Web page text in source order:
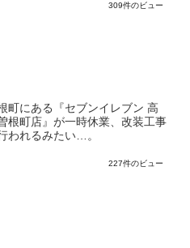
309件のビュー
町にある『セブンイレブン 高
根町店』が一時休業、改装工事
われるみたい…。
227件のビュー